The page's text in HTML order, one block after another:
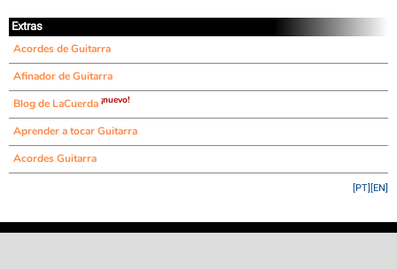
Extras
Acordes de Guitarra
Afinador de Guitarra
Blog de LaCuerda ¡nuevo!
Aprender a tocar Guitarra
Acordes Guitarra
[EN]
[PT]